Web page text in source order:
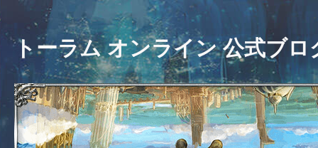
トーラム オンライン 公式ブロ